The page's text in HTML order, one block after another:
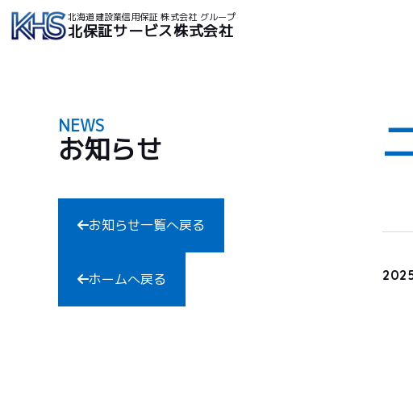
北海道建設業信用保証 株式会社 グループ
北保証サービス株式会社
NEWS
お知らせ
お知らせ一覧へ戻る
ホームへ戻る